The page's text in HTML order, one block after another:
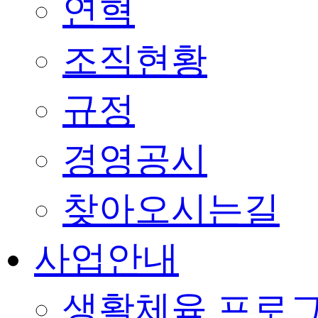
연혁
조직현황
규정
경영공시
찾아오시는길
사업안내
생활체육 프로